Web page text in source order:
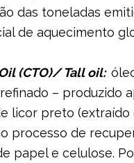
das toneladas
de aquecimento
(CTO)/ Tall oil:
– produzido
licor preto (extraído
processo de
papel e celulose.